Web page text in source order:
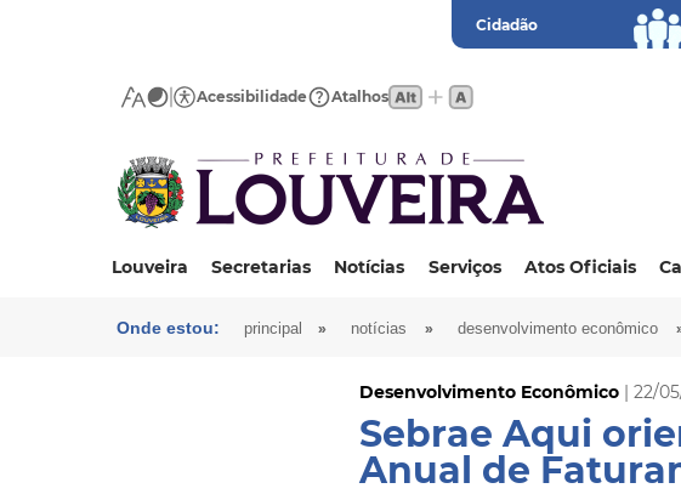
Cidadão
Acessibilidade Atalhos
Louveira Secretarias Notícias Serviços Atos Oficiais
Onde estou: principal » notícias » desenvolvimento econômico
Desenvolvimento Econômico | 22/
Sebrae Aqui
Anual de